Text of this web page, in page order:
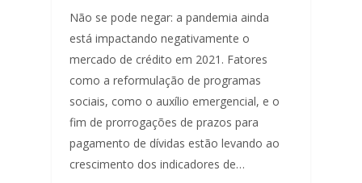
Não se pode negar: a pandemia ainda
está impactando negativamente o
mercado de crédito em 2021. Fatores
como a reformulação de programas
sociais, como o auxílio emergencial, e o
fim de prorrogações de prazos para
pagamento de dívidas estão levando ao
crescimento dos indicadores de…